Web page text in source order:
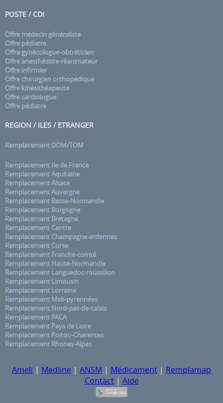
POSTE / CDI
Offre médecin généraliste
Offre pédiatre
Offre gynécologue-obtréticien
Offre anesthésiste-réanimateur
Offre infirmier
Offre chirurgien orthopédique
Offre kinésithéapeute
Offre cardiologue
Offre pédiatre
REGION / ILES / ETRANGER
Remplacement DOM/TOM
Remplacement Ile de France
Remplacement Aquitaine
Remplacement Alsace
Remplacement Auvergne
Remplacement Basse-Normandie
Remplacement Borgogne
Remplacement Bretagne
Remplacement Centre
Remplacement Champagne-ardennes
Remplacement Corse
Remplacement Franche-comté
Remplacement Haute-Normandie
Remplacement Languedoc-roussillon
Remplacement Limousin
Remplacement Lorraine
Remplacement Midi-pyrennées
Remplacement Nord-pas-de-calais
Remplacement PACA
Remplacement Pays de Loire
Remplacement Poitou-Charentes
Remplacement Rhones-Alpes
Ameli | Medline | ANSM | Médicament | Remplamap
Contact| Aide